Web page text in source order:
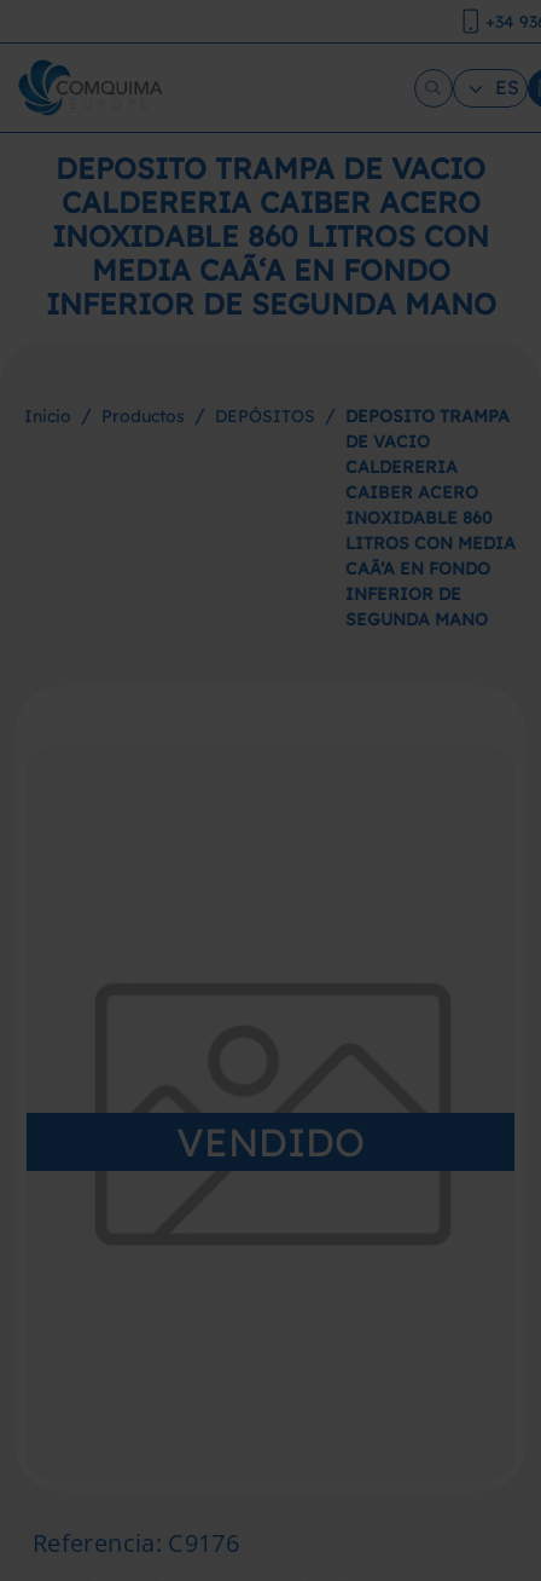
+34
ES
DEPOSITO TRAMPA DE VACIO
CALDERERIA CAIBER ACERO
INOXIDABLE 860 LITROS CON
MEDIA CAÃ‘A EN FONDO
INFERIOR DE SEGUNDA MANO
Inicio / Productos / DEPÓSITOS / DEPOSITO TRAMPA
DE VACIO
CALDERERIA
CAIBER ACERO
INOXIDABLE 860
LITROS CON MEDIA
CAÃ‘A EN FONDO
INFERIOR DE
SEGUNDA MANO
VENDIDO
Referencia: C9176